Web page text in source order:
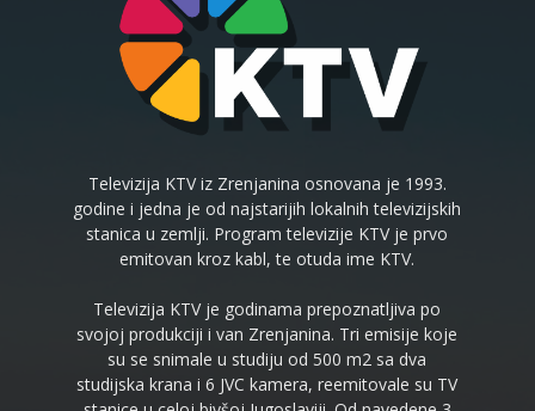
Televizija KTV iz Zrenjanina osnovana je 1993.
godine i jedna je od najstarijih lokalnih televizijskih
stanica u zemlji. Program televizije KTV je prvo
emitovan kroz kabl, te otuda ime KTV.
Televizija KTV je godinama prepoznatljiva po
svojoj produkciji i van Zrenjanina. Tri emisije koje
su se snimale u studiju od 500 m2 sa dva
studijska krana i 6 JVC kamera, reemitovale su TV